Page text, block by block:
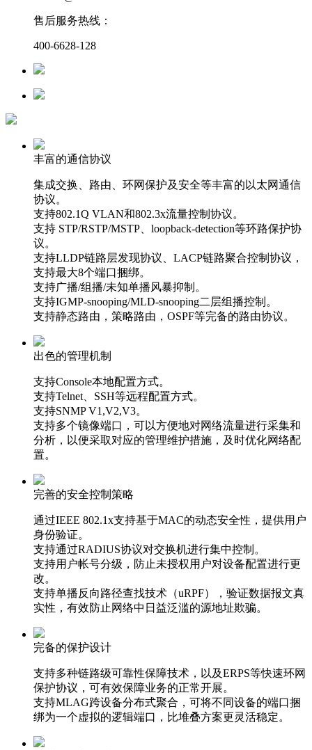
售后服务热线：
400-6628-128
丰富的通信协议
集成交换、路由、环网保护及安全等丰富的以太网通信
协议。
支持802.1Q VLAN和802.3x流量控制协议。
支持 STP/RSTP/MSTP、loopback-detection等环路保护协
议。
支持LLDP链路层发现协议、LACP链路聚合控制协议，
支持最大8个端口捆绑。
支持广播/组播/未知单播风暴抑制。
支持IGMP-snooping/MLD-snooping二层组播控制。
支持静态路由，策略路由，OSPF等完备的路由协议。
出色的管理机制
支持Console本地配置方式。
支持Telnet、SSH等远程配置方式。
支持SNMP V1,V2,V3。
支持多个镜像端口，可以方便地对网络流量进行采集和
分析，以便采取对应的管理维护措施，及时优化网络配
置。
完善的安全控制策略
通过IEEE 802.1x支持基于MAC的动态安全性，提供用户
身份验证。
支持通过RADIUS协议对交换机进行集中控制。
支持用户帐号分级，防止未授权用户对设备配置进行更
改。
支持单播反向路径查找技术（uRPF），验证数据报文真
实性，有效防止网络中日益泛滥的源地址欺骗。
完备的保护设计
支持多种链路级可靠性保障技术，以及ERPS等快速环网
保护协议，可有效保障业务的正常开展。
支持MLAG跨设备分布式聚合，可将不同设备的端口捆
绑为一个虚拟的逻辑端口，比堆叠方案更灵活稳定。